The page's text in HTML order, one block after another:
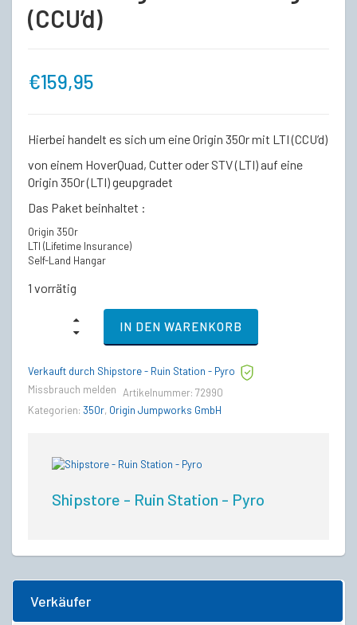
(CCU’d)
€159,95
Hierbei handelt es sich um eine Origin 350r mit LTI (CCU’d)
von einem HoverQuad, Cutter oder STV (LTI) auf eine
Origin 350r (LTI) geupgradet
Das Paket beinhaltet :
Origin 350r
LTI (Lifetime Insurance)
Self-Land Hangar
1 vorrätig
Lebenslange
Versicherung
quantity
IN DEN WARENKORB
Verkauft durch Shipstore - Ruin Station - Pyro
Missbrauch melden Artikelnummer: 72990
Kategorien: 350r, Origin Jumpworks GmbH
Shipstore - Ruin Station - Pyro
Verkäufer